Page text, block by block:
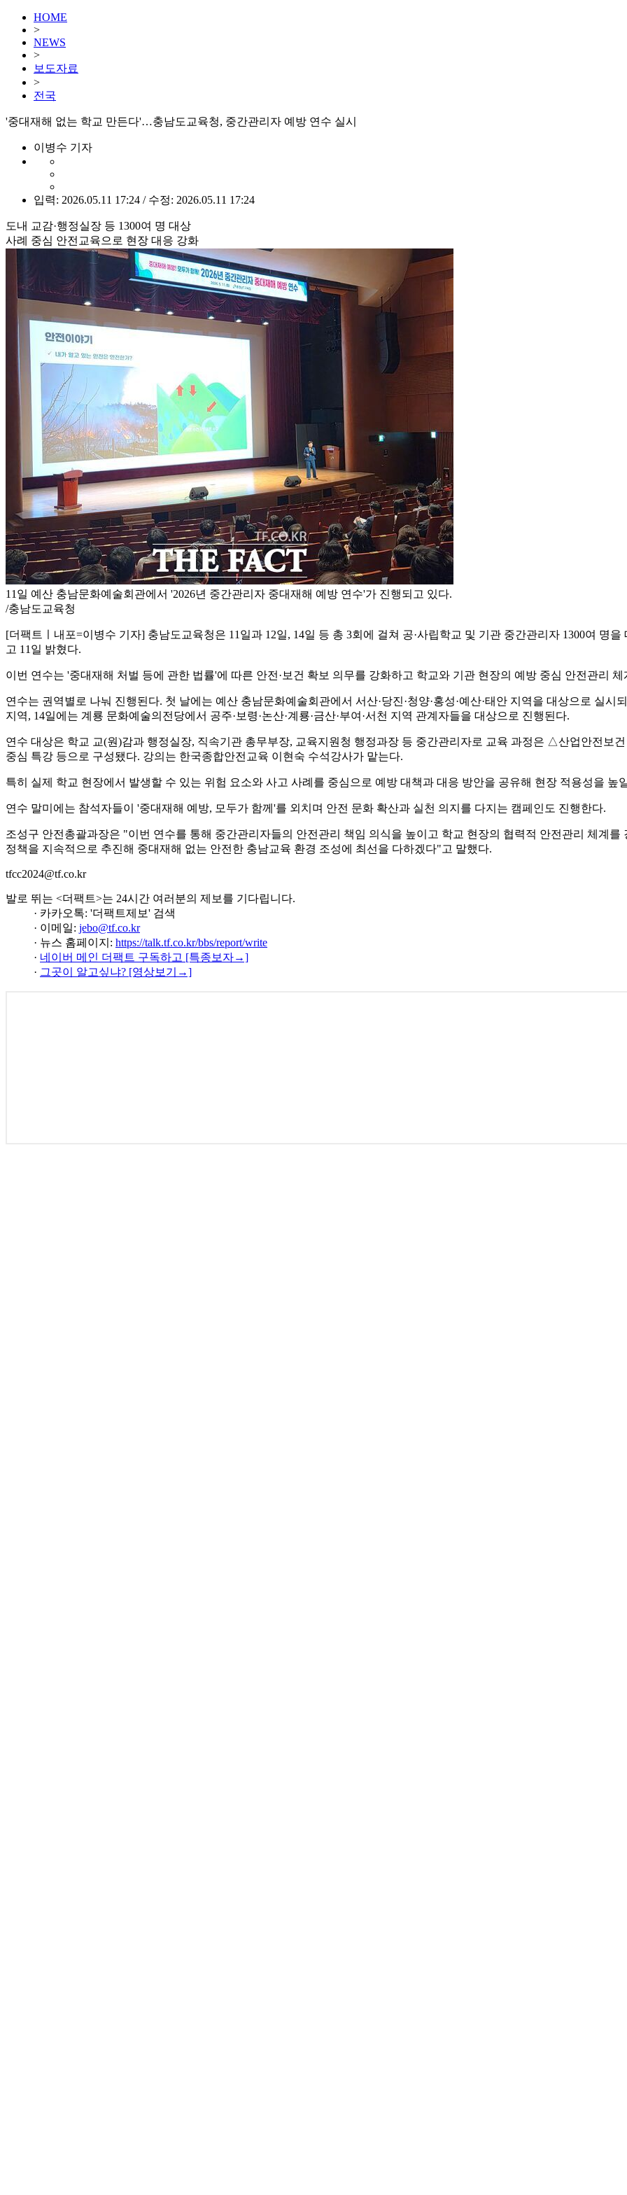
HOME
>
NEWS
>
보도자료
>
전국
'중대재해 없는 학교 만든다'…충남도교육청, 중간관리자 예방 연수 실시
이병수 기자
입력: 2026.05.11 17:24 / 수정: 2026.05.11 17:24
도내 교감·행정실장 등 1300여 명 대상
사례 중심 안전교육으로 현장 대응 강화
11일 예산 충남문화예술회관에서 '2026년 중간관리자 중대재해 예방 연수'가 진행되고 있다.
/충남도교육청
[더팩트ㅣ내포=이병수 기자] 충남도교육청은 11일과 12일, 14일 등 총 3회에 걸쳐 공·사립학교 및 기관 중간관리자 1300여 명
고 11일 밝혔다.
이번 연수는 '중대재해 처벌 등에 관한 법률'에 따른 안전·보건 확보 의무를 강화하고 학교와 기관 현장의 예방 중심 안전관리
연수는 권역별로 나눠 진행된다. 첫 날에는 예산 충남문화예술회관에서 서산·당진·청양·홍성·예산·태안 지역을 대상으로 실
지역, 14일에는 계룡 문화예술의전당에서 공주·보령·논산·계룡·금산·부여·서천 지역 관계자들을 대상으로 진행된다.
연수 대상은 학교 교(원)감과 행정실장, 직속기관 총무부장, 교육지원청 행정과장 등 중간관리자로 교육 과정은 △산업안전보
중심 특강 등으로 구성됐다. 강의는 한국종합안전교육 이현숙 수석강사가 맡는다.
특히 실제 학교 현장에서 발생할 수 있는 위험 요소와 사고 사례를 중심으로 예방 대책과 대응 방안을 공유해 현장 적용성을 높
연수 말미에는 참석자들이 '중대재해 예방, 모두가 함께'를 외치며 안전 문화 확산과 실천 의지를 다지는 캠페인도 진행한다.
조성구 안전총괄과장은 "이번 연수를 통해 중간관리자들의 안전관리 책임 의식을 높이고 학교 현장의 협력적 안전관리 체계
정책을 지속적으로 추진해 중대재해 없는 안전한 충남교육 환경 조성에 최선을 다하겠다"고 말했다.
tfcc2024@tf.co.kr
발로 뛰는 <더팩트>는 24시간 여러분의 제보를 기다립니다.
· 카카오톡: '더팩트제보' 검색
· 이메일: jebo@tf.co.kr
· 뉴스 홈페이지: https://talk.tf.co.kr/bbs/report/write
· 네이버 메인 더팩트 구독하고 [특종보자→]
· 그곳이 알고싶냐? [영상보기→]